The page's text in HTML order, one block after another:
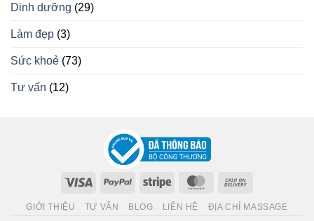
Dinh dưỡng (29)
Làm đẹp (3)
Sức khoẻ (73)
Tư vấn (12)
Visa PayPal Stripe MasterCard
Delivery
GIỚI THIỆU TƯ VẤN BLOG LIÊN HỆ ĐỊA CHỈ MASSAGE